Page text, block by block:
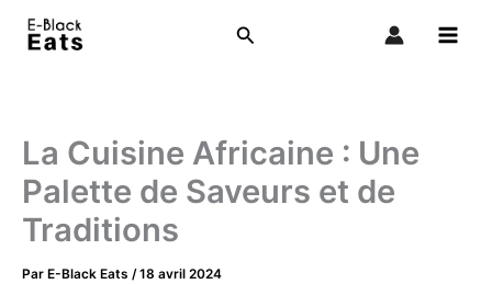
Rechercher
La Cuisine Africaine : Une
Palette de Saveurs et de
Traditions
Par E-Black Eats /18 avril 2024